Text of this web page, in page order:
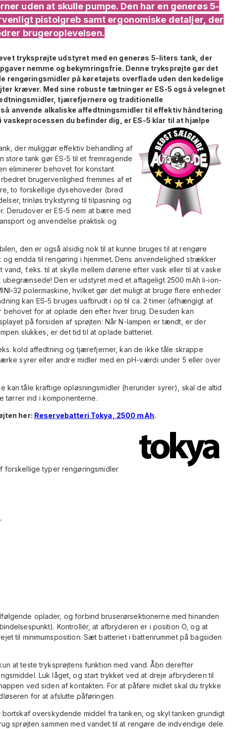
uden at skulle pumpe. Den har en generøs 5-
pistolgreb samt ergonomiske detaljer, der
brugeroplevelsen.
tryksprøjte udstyret med en generøs 5-liters tank, der
nemme og bekymringsfrie. Denne tryksprøjte gør det
rengøringsmidler på køretøjets overflade uden den kedelige
kræver. Med sine robuste tætninger er ES-5 også velegnet
tjærefjernere og traditionelle
anvende alkaliske affedtningsmidler til effektiv håndtering
du befinder dig, er ES-5 klar til at hjælpe
der muliggør effektiv behandling af
store tank gør ES-5 til et fremragende
eliminerer behovet for konstant
brugervenlighed fremmes af et
to forskellige dysehoveder (bred
trinløs trykstyring til tilpasning og
Derudover er ES-5 nem at bære med
og anvendelse praktisk og
den er også alsidig nok til at kunne bruges til at rengøre
og endda til rengøring i hjemmet. Dens anvendelighed strækker
f.eks. til at skylle mellem dørene efter vask eller til at vaske
Den er udstyret med et aftageligt 2500 mAh li-ion-
32 polermaskine, hvilket gør det muligt at bruge flere enheder
kan ES-5 bruges uafbrudt i op til ca. 2 timer (afhængigt af
behovet for at oplade den efter hver brug. Desuden kan
på forsiden af sprøjten: Når N-lampen er tændt, er der
slukkes, er det tid til at oplade batteriet.
kold affedtning og tjærefjerner, kan de ikke tåle skrappe
syrer eller andre midler med en pH-værdi under 5 eller over
kan tåle kraftige opløsningsmidler (herunder syrer), skal de altid
tørrer ind i komponenterne.
her: Reservebatteri Tokya, 2500 mAh.
forskellige typer rengøringsmidler
oplader, og forbind bruserørsektionerne med hinanden
Kontrollér, at afbryderen er i position O, og at
til minimumsposition. Sæt batteriet i batterirummet på bagsiden
at teste tryksprøjtens funktion med vand. Åbn derefter
Luk låget, og start trykket ved at dreje afbryderen til
ved siden af kontakten. For at påføre midlet skal du trykke
for at afslutte påføringen.
overskydende middel fra tanken, og skyl tanken grundigt
sprøjten sammen med vandet til at rengøre de indvendige dele.